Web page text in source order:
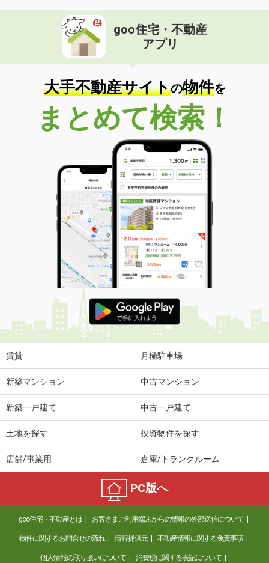
北海道札幌市東区北四十六条東１丁目
価 格
専有面積 48.59m²
間取り
2LDK
北海道札幌市北区北十六条西３丁目
6.20万円
住 所
北海道札幌市北区北十六条西３丁目
専有面積
35.22m²
間取り
1LDK
北海道旭川市一条通７丁目
価 格
16万円
住 所
北海道旭川市一条通７丁目
専有面積 50.25m²
間取り
1LDK
北海道北見市川沿町
価 格
住 所
北海道北見市川沿町
間取り
2LDK
北海道北見市東三輪１丁目
北海道北見市東三輪１丁目
北海道札幌市東区北七条東７丁目
価 格
12.20万円
専有面積
52.12m²
間取り
2LDK
goo住宅・不動産
アプリ
大手不動産サイトの物件を
まとめて検索！
賃貸 月極駐車場
新築マンション 中古マンション
新築一戸建て 中古一戸建て
土地を探す 投資物件を探す
店舗/事業用 倉庫/トランクルーム
PC版へ
goo住宅・不動産とは お客さまご利用端末からの情報の外部送信について
物件に関するお問合せの流れ 情報提供元 不動産情報に関する免責事項
個人情報の取り扱いについて 消費税に関する表記について